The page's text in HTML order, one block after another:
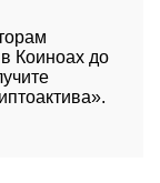
Коиноах до